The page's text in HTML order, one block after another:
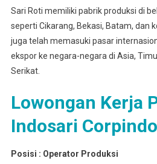
Sari Roti memiliki pabrik produksi di
seperti Cikarang, Bekasi, Batam, dan
juga telah memasuki pasar
ekspor ke negara-negara di Asia,
Serikat.
Lowongan Kerja
Indosari
Posisi : Operator Produksi